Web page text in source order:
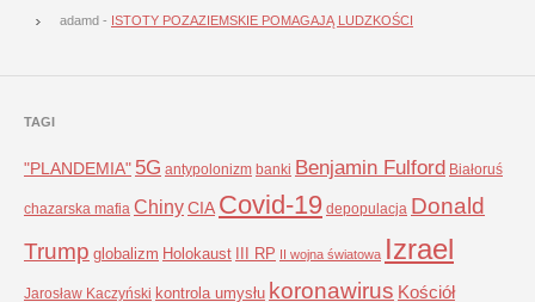
adamd - ISTOTY POZAZIEMSKIE POMAGAJĄ LUDZKOŚCI
TAGI
"PLANDEMIA" 5G antypolonizm banki Benjamin Fulford Białoruś
chazarska mafia ChinyCIA Covid-19 depopulacja Donald
Trump globalizm Holokaust III RP II wojna światowa Izrael
Jarosław Kaczyński kontrola umysłu koronawirus Kościół